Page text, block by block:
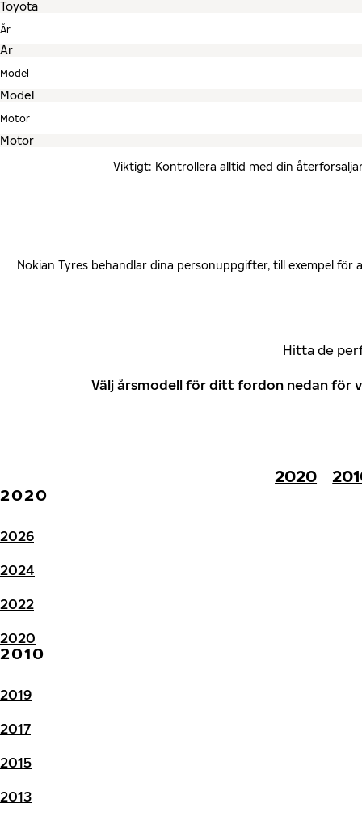
År
Model
Motor
Viktigt: Kontrollera alltid med din
Nokian Tyres behandlar dina personuppgifter, till exempel
Hitta de
Välj årsmodell för ditt fordon nedan för
2020
2020
2026
2024
2022
2020
2010
2019
2017
2015
2013